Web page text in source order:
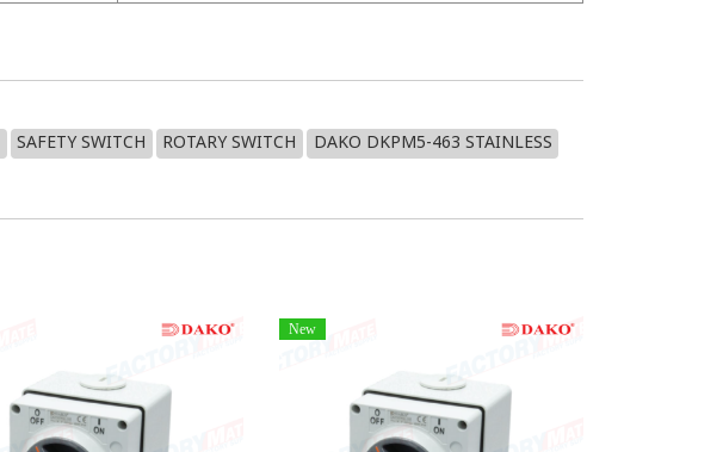
SAFETY SWITCH ROTARY SWITCH DAKO DKPM5-463 STAINLESS
New